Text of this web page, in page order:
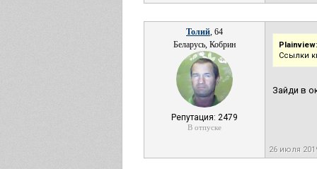
Толий, 64
Беларусь, Кобрин
Репутация: 2479
В отпуске
Plainview:
Ссылки
Зайди в
26 июля